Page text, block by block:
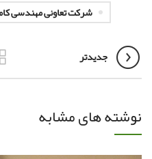
شرکت تعاونی مهندسی
جدیدتر
نوشته های مشابه